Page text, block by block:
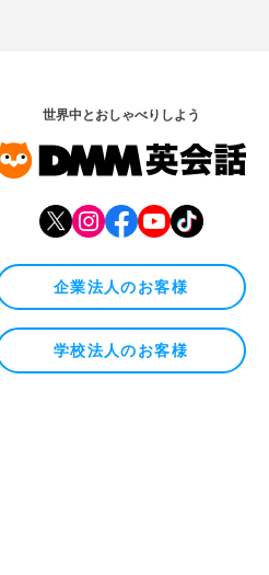
世界中とおしゃべりしよう
企業法人のお客様
学校法人のお客様